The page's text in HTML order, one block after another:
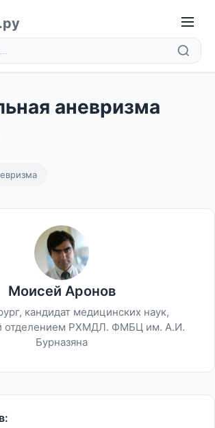
.ру
аневризма
Моисей Аронов
кандидат медицинских наук,
отделением РХМДЛ. ФМБЦ им. А.И.
Бурназяна